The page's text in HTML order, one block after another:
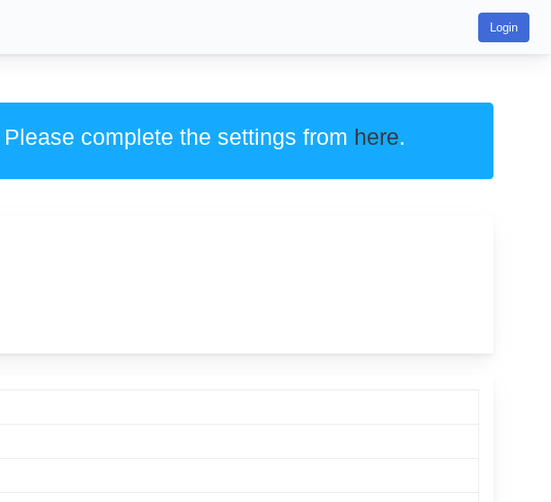
Login
complete the settings from here.